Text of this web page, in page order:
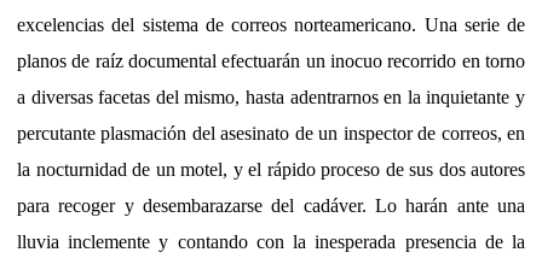
excelencias del sistema de correos norteamericano. Una serie de
planos de raíz documental efectuarán un inocuo recorrido en torno
a diversas facetas del mismo, hasta adentrarnos en la inquietante y
percutante plasmación del asesinato de un inspector de correos, en
la nocturnidad de un motel, y el rápido proceso de sus dos autores
para recoger y desembarazarse del cadáver. Lo harán ante una
lluvia inclemente y contando con la inesperada presencia de la